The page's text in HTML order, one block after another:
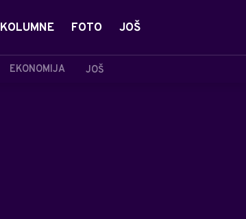
EKONOMIJA JOŠ
KOLUMNE FOTO JOŠ